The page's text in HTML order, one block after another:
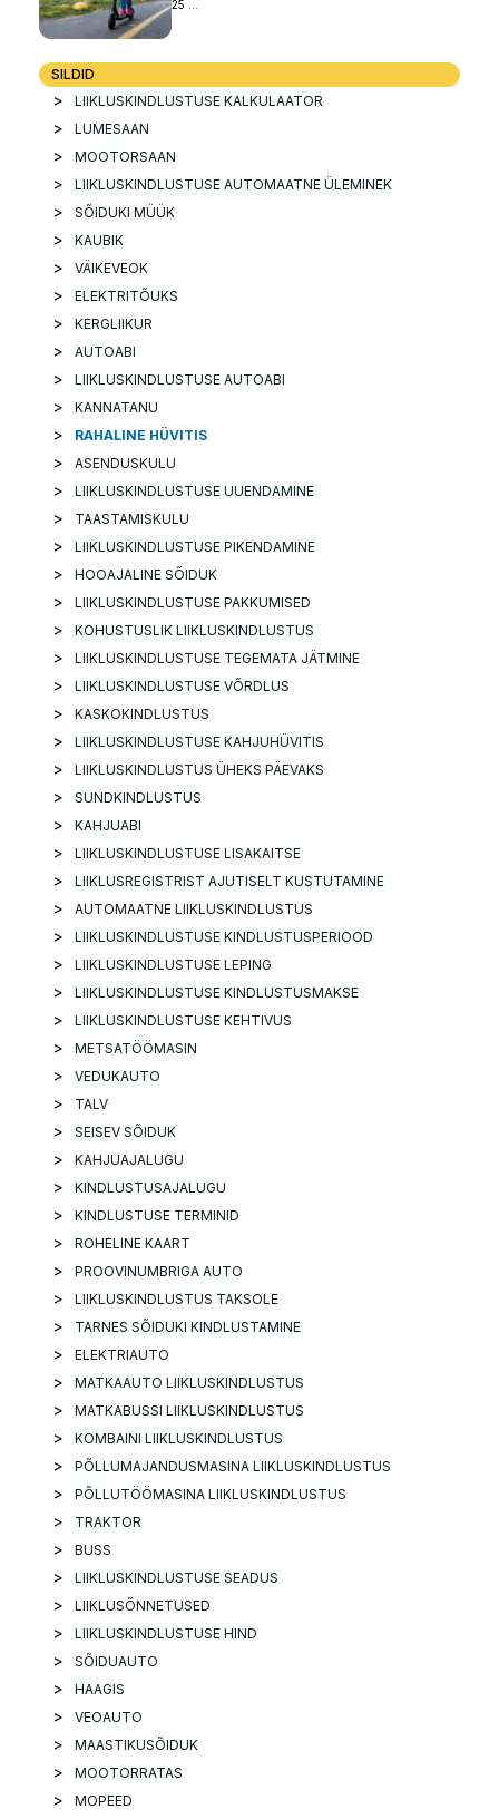
25 ...
SILDID
LIIKLUSKINDLUSTUSE KALKULAATOR
LUMESAAN
MOOTORSAAN
LIIKLUSKINDLUSTUSE AUTOMAATNE ÜLEMINEK
SÕIDUKI MÜÜK
KAUBIK
VÄIKEVEOK
ELEKTRITÕUKS
KERGLIIKUR
AUTOABI
LIIKLUSKINDLUSTUSE AUTOABI
KANNATANU
RAHALINE HÜVITIS
ASENDUSKULU
LIIKLUSKINDLUSTUSE UUENDAMINE
TAASTAMISKULU
LIIKLUSKINDLUSTUSE PIKENDAMINE
HOOAJALINE SÕIDUK
LIIKLUSKINDLUSTUSE PAKKUMISED
KOHUSTUSLIK LIIKLUSKINDLUSTUS
LIIKLUSKINDLUSTUSE TEGEMATA JÄTMINE
LIIKLUSKINDLUSTUSE VÕRDLUS
KASKOKINDLUSTUS
LIIKLUSKINDLUSTUSE KAHJUHÜVITIS
LIIKLUSKINDLUSTUS ÜHEKS PÄEVAKS
SUNDKINDLUSTUS
KAHJUABI
LIIKLUSKINDLUSTUSE LISAKAITSE
LIIKLUSREGISTRIST AJUTISELT KUSTUTAMINE
AUTOMAATNE LIIKLUSKINDLUSTUS
LIIKLUSKINDLUSTUSE KINDLUSTUSPERIOOD
LIIKLUSKINDLUSTUSE LEPING
LIIKLUSKINDLUSTUSE KINDLUSTUSMAKSE
LIIKLUSKINDLUSTUSE KEHTIVUS
METSATÖÖMASIN
VEDUKAUTO
TALV
SEISEV SÕIDUK
KAHJUAJALUGU
KINDLUSTUSAJALUGU
KINDLUSTUSE TERMINID
ROHELINE KAART
PROOVINUMBRIGA AUTO
LIIKLUSKINDLUSTUS TAKSOLE
TARNES SÕIDUKI KINDLUSTAMINE
ELEKTRIAUTO
MATKAAUTO LIIKLUSKINDLUSTUS
MATKABUSSI LIIKLUSKINDLUSTUS
KOMBAINI LIIKLUSKINDLUSTUS
PÕLLUMAJANDUSMASINA LIIKLUSKINDLUSTUS
PÕLLUTÖÖMASINA LIIKLUSKINDLUSTUS
TRAKTOR
BUSS
LIIKLUSKINDLUSTUSE SEADUS
LIIKLUSÕNNETUSED
LIIKLUSKINDLUSTUSE HIND
SÕIDUAUTO
HAAGIS
VEOAUTO
MAASTIKUSÕIDUK
MOOTORRATAS
MOPEED